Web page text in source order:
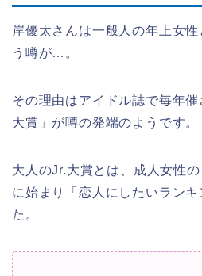
岸優太さんは一般人の年上女
う噂が…。
その理由はアイドル誌で毎年
大賞」が噂の発端のようです。
大人のJr.大賞とは、成人女性
に始まり「恋人にしたいラン
た。